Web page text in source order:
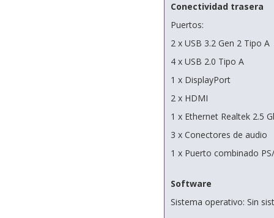
Conectividad trasera
Puertos:
2 x USB 3.2 Gen 2 Tipo A
4 x USB 2.0 Tipo A
1 x DisplayPort
2 x HDMI
1 x Ethernet Realtek 2.5
3 x Conectores de audio
1 x Puerto combinado
Software
Sistema operativo: Sin